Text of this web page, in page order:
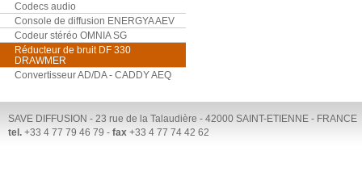
Codecs audio
Console de diffusion ENERGYA AEV
Codeur stéréo OMNIA SG
Réducteur de bruit DF 330
DRAWMER
Convertisseur AD/DA - CADDY AEQ
SAVE DIFFUSION - 23 rue de la Talaudière - 42000 SAINT-ETIENNE - FRANCE
tel. +33 4 77 79 46 79 - fax +33 4 77 74 42 62